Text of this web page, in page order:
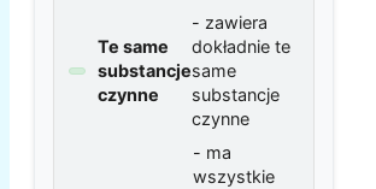
Te same
substancje
czynne
- zawiera
dokładnie te
same
substancje
czynne
- ma
wszystkie